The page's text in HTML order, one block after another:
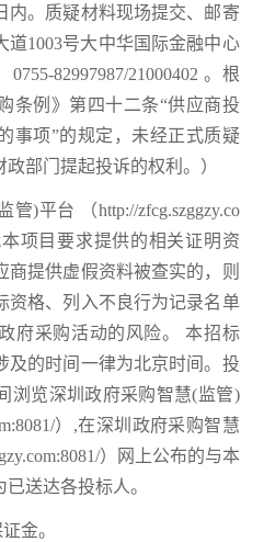
内。质疑材料现场提交、邮寄
道1003号大中华国际金融中心
82997987/21000402 。根
条例》第四十二条“供应商投
事项”的规定，未经正式质疑
部门提起投诉的权利。）
)平台 （http://zfcg.szggzy.co
项目要求提供的相关证明资
商提供虚假资料被查实的，则
资格、列入不良行为记录名单
府采购活动的风险。 本招标
及的时间一律为北京时间。投
浏览深圳政府采购智慧(监管)
）,在深圳政府采购智慧
）网上公布的与本
送达各投标人。
金。